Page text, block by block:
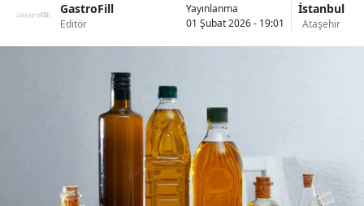
GastroFill
Editör
Yayınlanma
01 Şubat 2026 - 19:01
İstanbul
Ataşehir